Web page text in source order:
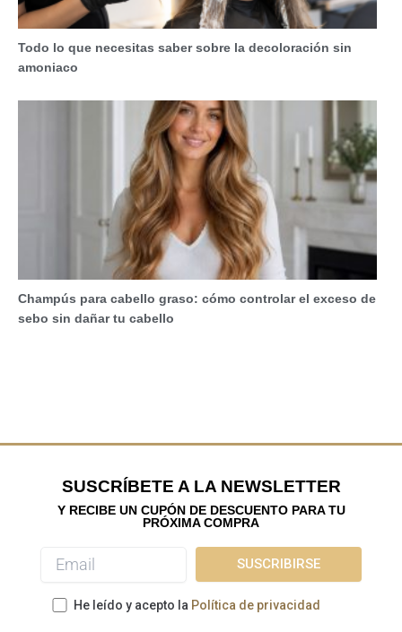
Todo lo que necesitas saber sobre la decoloración sin
amoniaco
Champús para cabello graso: cómo controlar el exceso de
sebo sin dañar tu cabello
SUSCRÍBETE A LA NEWSLETTER
Y RECIBE UN CUPÓN DE DESCUENTO PARA TU
PRÓXIMA COMPRA
He leído y acepto la Política de privacidad